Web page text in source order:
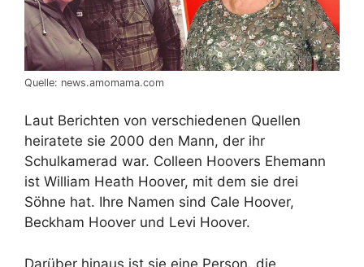
Quelle: news.amomama.com
Laut Berichten von verschiedenen Quellen
heiratete sie 2000 den Mann, der ihr
Schulkamerad war. Colleen Hoovers Ehemann
ist William Heath Hoover, mit dem sie drei
Söhne hat. Ihre Namen sind Cale Hoover,
Beckham Hoover und Levi Hoover.
Darüber hinaus ist sie eine Person, die